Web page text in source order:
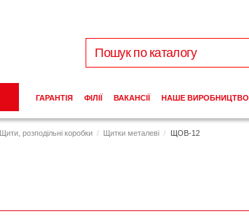
Щити, розподільні коробки Щитки металеві ЩОВ-12
ГАРАНТІЯ ФІЛІЇ ВАКАНСІЇ НАШЕ ВИРОБНИЦТВО